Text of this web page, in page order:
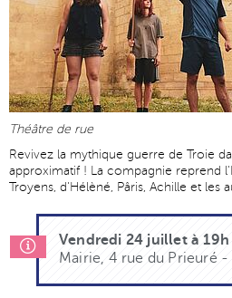
Théâtre de rue
Revivez la mythique guerre de Troie
approximatif ! La compagnie reprend
Troyens, d'Hélèné, Pâris, Achille et les
Vendredi 24 juillet à 19h
Mairie, 4 rue du Prieuré -